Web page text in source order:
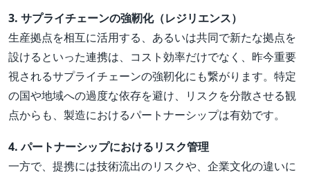
3. サプライチェーンの強靭化（レジリエンス）
生産拠点を相互に活用する、あるいは共同で新たな拠点を
設けるといった連携は、コスト効率だけでなく、昨今重要
視されるサプライチェーンの強靭化にも繋がります。特定
の国や地域への過度な依存を避け、リスクを分散させる観
点からも、製造におけるパートナーシップは有効です。
4. パートナーシップにおけるリスク管理
一方で、提携には技術流出のリスクや、企業文化の違いに